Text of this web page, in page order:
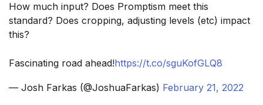
How much input? Does Promptism meet this
standard? Does cropping, adjusting levels (etc) impact
this?
Fascinating road ahead!https://t.co/sguKofGLQ8
— Josh Farkas (@JoshuaFarkas) February 21, 2022